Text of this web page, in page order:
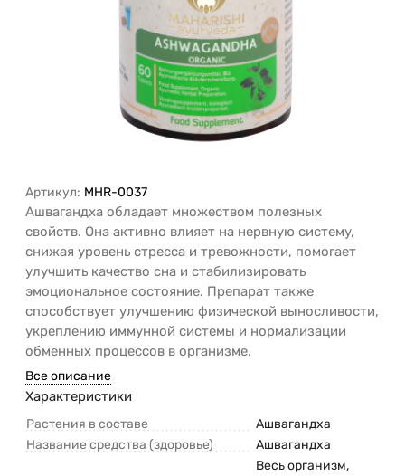
Артикул: MHR-0037
Ашвагандха обладает множеством полезных
свойств. Она активно влияет на нервную систему,
снижая уровень стресса и тревожности, помогает
улучшить качество сна и стабилизировать
эмоциональное состояние. Препарат также
способствует улучшению физической выносливости,
укреплению иммунной системы и нормализации
обменных процессов в организме.
Все описание
Характеристики
Растения в составе
Ашвагандха
Название средства (здоровье)
Ашвагандха
Весь организм,